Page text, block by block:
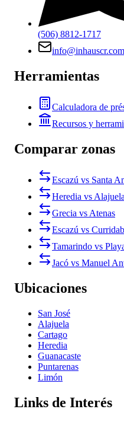
(506) 8812-1717
info@inhauscr.com
Herramientas
Calculadora de
Recursos y
Comparar zonas
Escazú vs Santa
Heredia vs Alajuela
Grecia vs Atenas
Escazú vs
Tamarindo vs
Jacó vs Manuel
Ubicaciones
San José
Alajuela
Cartago
Heredia
Guanacaste
Puntarenas
Limón
Links de Interés